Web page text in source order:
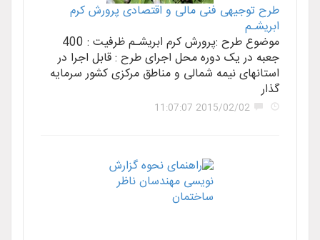
طرح توجیهی فنی مالی و اقتصادی پرورش کرم
ابریشـم
موضوع طرح :پرورش کرم ابریشـم ظرفیت : 400
جعبه در یک دوره محل اجرای طرح : قابل اجرا در
استانهای نیمه شمالی و مناطق مرکزی کشور سرمایه
گذار
2015/02/02 11:07:07